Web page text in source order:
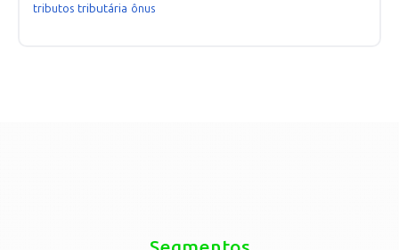
tributos tributária ônus